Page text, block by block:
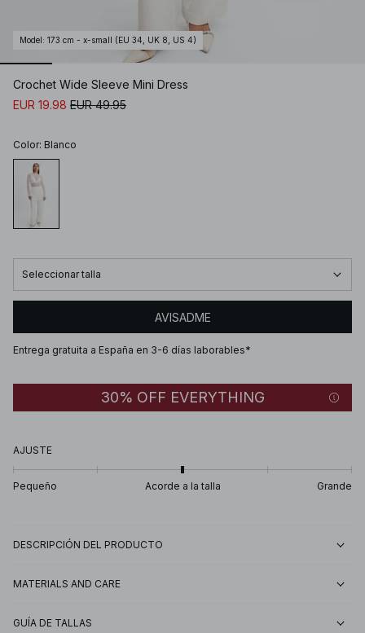
Model : 173 cm - x-small (EU 34, UK 8, US 4)
Crochet Wide Sleeve Mini Dress
EUR 19.98 EUR 49.95
Color: Blanco
Seleccionar talla
AVISADME
Entrega gratuita a España en 3-6 días laborables*
30% OFF EVERYTHING
AJUSTE
Pequeño Acorde a la talla Grande
DESCRIPCIÓN DEL PRODUCTO
MATERIALS AND CARE
GUÍA DE TALLAS